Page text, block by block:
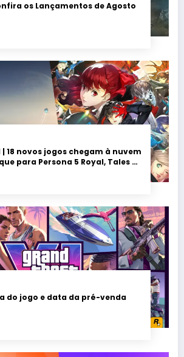
os Lançamentos de Agosto
18 novos jogos chegam à nuvem
para Persona 5 Royal, Tales of
do jogo e data da pré-venda